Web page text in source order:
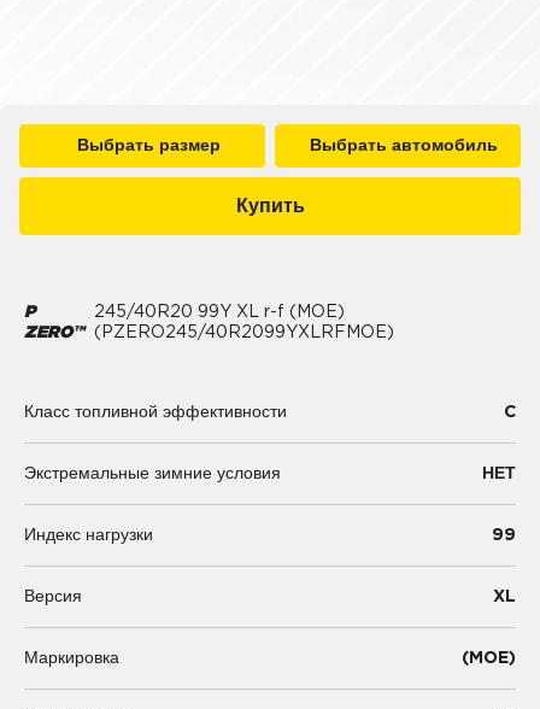
Выбрать размер Выбрать автомобиль
Купить
P
ZERO™
245/40R20 99Y XL r-f (MOE)
(PZERO245/40R2099YXLRFMOE)
Класс топливной эффективности C
Экстремальные зимние условия НЕТ
Индекс нагрузки 99
Версия XL
Маркировка (MOE)